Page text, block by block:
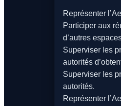
Représenter
Participer aux
d’autres
Superviser les
autorités
Superviser les
autorités.
Représenter